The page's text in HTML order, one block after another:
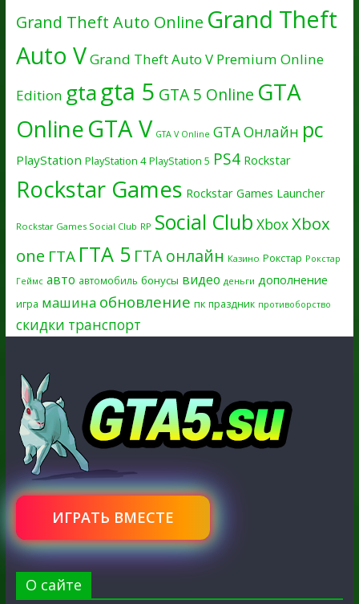
Grand Theft Auto Online Grand Theft
Auto VGrand Theft Auto V Premium Online
Edition gtagta 5 GTA 5 Online GTA
OnlineGTA V GTA V Online GTA Онлайн pc
PlayStation PlayStation 4 PlayStation 5 PS4 Rockstar
Rockstar Games Rockstar Games Launcher
Rockstar Games Social Club RP Social Club XboxXbox
one ГТА ГТА 5 ГТА онлайн Казино Рокстар Рокстар
Геймс авто автомобиль бонусы видео деньги дополнение
игра машина обновление пк праздник противоборство
скидки транспорт
ИГРАТЬ ВМЕСТЕ
О сайте